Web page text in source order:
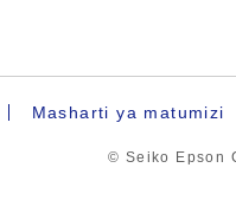
Masharti ya matumizi
© Seiko Epson